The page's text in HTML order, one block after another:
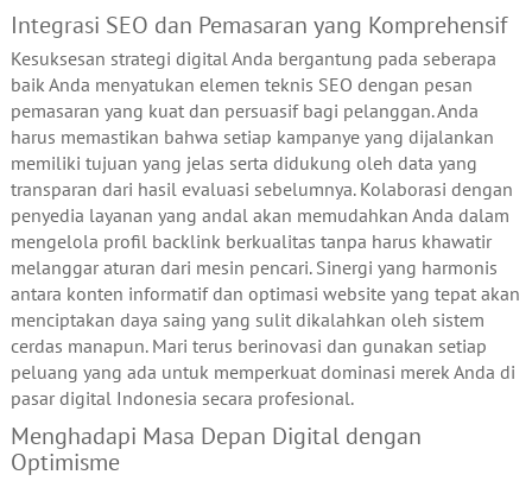
Integrasi SEO dan Pemasaran yang Komprehensif
Kesuksesan strategi digital Anda bergantung pada seberapa
baik Anda menyatukan elemen teknis SEO dengan pesan
pemasaran yang kuat dan persuasif bagi pelanggan. Anda
harus memastikan bahwa setiap kampanye yang dijalankan
memiliki tujuan yang jelas serta didukung oleh data yang
transparan dari hasil evaluasi sebelumnya. Kolaborasi dengan
penyedia layanan yang andal akan memudahkan Anda dalam
mengelola profil backlink berkualitas tanpa harus khawatir
melanggar aturan dari mesin pencari. Sinergi yang harmonis
antara konten informatif dan optimasi website yang tepat akan
menciptakan daya saing yang sulit dikalahkan oleh sistem
cerdas manapun. Mari terus berinovasi dan gunakan setiap
peluang yang ada untuk memperkuat dominasi merek Anda di
pasar digital Indonesia secara profesional.
Menghadapi Masa Depan Digital dengan
Optimisme